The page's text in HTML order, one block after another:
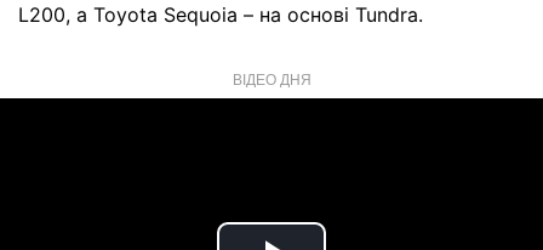
L200, а Toyota Sequoia – на основі Tundra.
ВІДЕО ДНЯ